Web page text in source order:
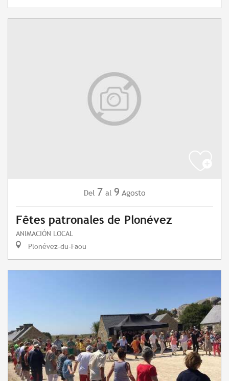
Del 7 al 9 Agosto
Fêtes patronales de Plonévez
ANIMACIÓN LOCAL
Plonévez-du-Faou